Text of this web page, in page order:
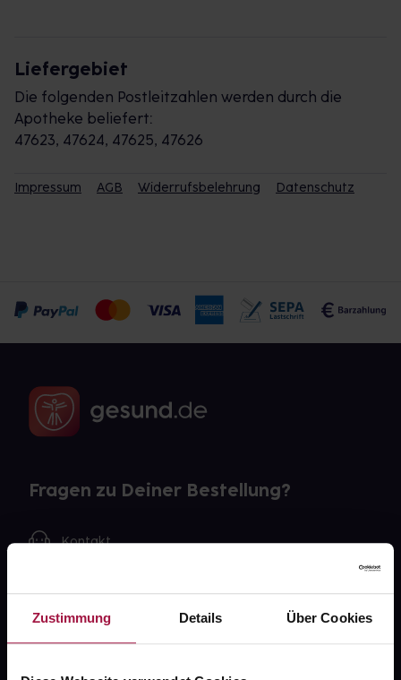
Zustimmung Details Über Cookies
Liefergebiet
Die folgenden Postleitzahlen werden durch die
Apotheke beliefert:
47623, 47624, 47625, 47626
Impressum AGB Widerrufsbelehrung Datenschutz
Fragen zu Deiner Bestellung?
Kontakt
Widerrufsformular